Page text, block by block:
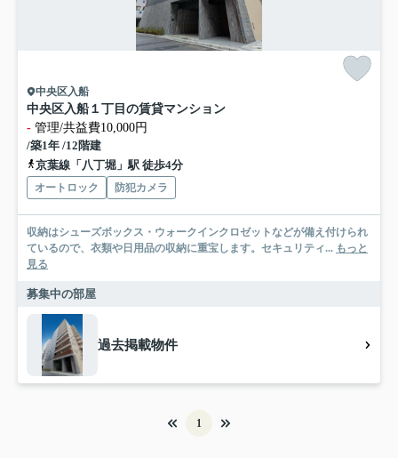
中央区入船
中央区入船１丁目の賃貸マンション
- 管理/共益費10,000円
/築1年 /12階建
京葉線「八丁堀」駅 徒歩4分
オートロック 防犯カメラ
収納はシューズボックス・ウォークインクロゼットなどが備え付けられ
ているので、衣類や日用品の収納に重宝します。セキュリティ... もっと
見る
募集中の部屋
過去掲載物件
1